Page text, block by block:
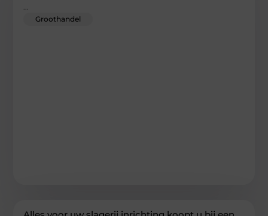
...
Groothandel